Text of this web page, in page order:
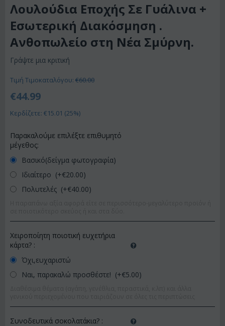
Λουλούδια Εποχής Σε Γυάλινα +
Εσωτερική Διακόσμηση .
Ανθοπωλείο στη Νέα Σμύρνη.
Γράψτε μια κριτική
Τιμή Τιμοκαταλόγου: €60.00
€44.99
Κερδίζετε: €15.01 (25%)
Παρακαλούμε επιλέξτε επιθυμητό
μέγεθος:
Βασικό(δείγμα φωτογραφία)
Ιδιαίτερο (+€20.00)
Πολυτελές (+€40.00)
Χειροποίητη ποιοτική ευχετήρια
κάρτα? :
Όχι,ευχαριστώ
Ναι, παρακαλώ προσθέστε! (+€5.00)
Συνοδευτικά σοκολατάκια? :